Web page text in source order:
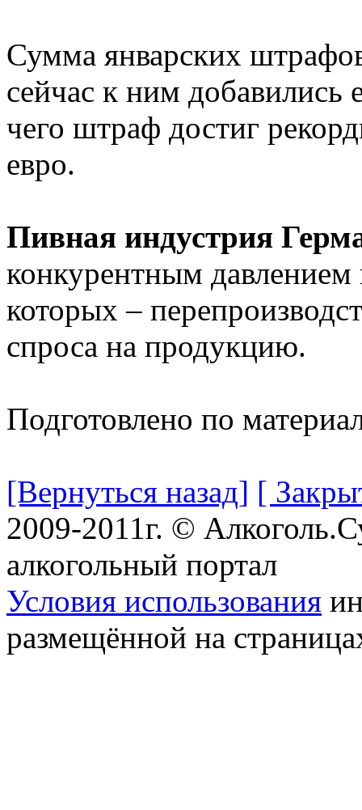
Сумма январских
сейчас к ним добавились
чего штраф достиг
евро.
Пивная индустрия
конкурентным
которых –
спроса на продукцию.
Подготовлено по
[Вернуться назад] [
2009-2011г. ©
алкогольный портал
Условия использования
размещённой на